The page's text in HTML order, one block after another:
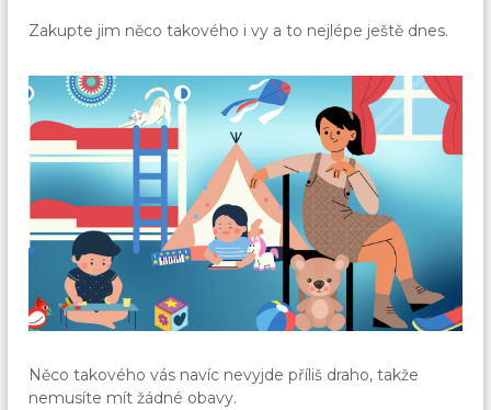
Zakupte jim něco takového i vy a to nejlépe ještě dnes.
Něco takového vás navíc nevyjde příliš draho, takže
nemusíte mít žádné obavy.